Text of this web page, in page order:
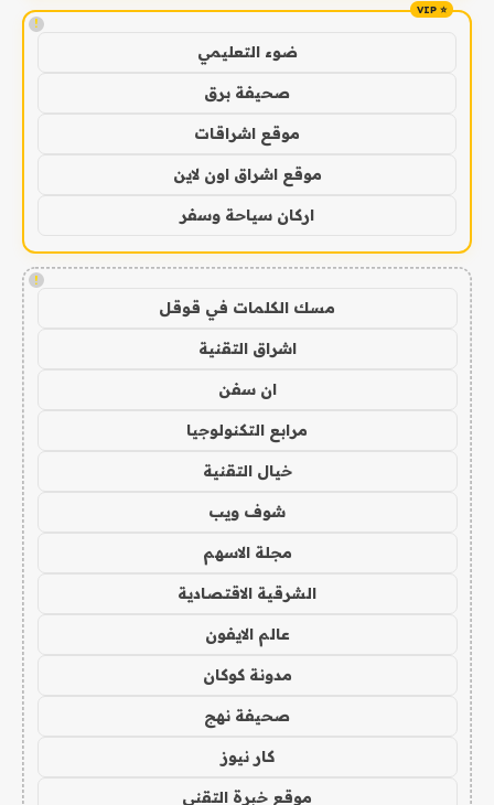
!
ضوء التعليمي
صحيفة برق
موقع اشراقات
موقع اشراق اون لاين
اركان سياحة وسفر
!
مسك الكلمات في قوقل
اشراق التقنية
ان سفن
مرابع التكنولوجيا
خيال التقنية
شوف ويب
مجلة الاسهم
الشرقية الاقتصادية
عالم الايفون
مدونة كوكان
صحيفة نهج
كار نيوز
موقع خبرة التقني